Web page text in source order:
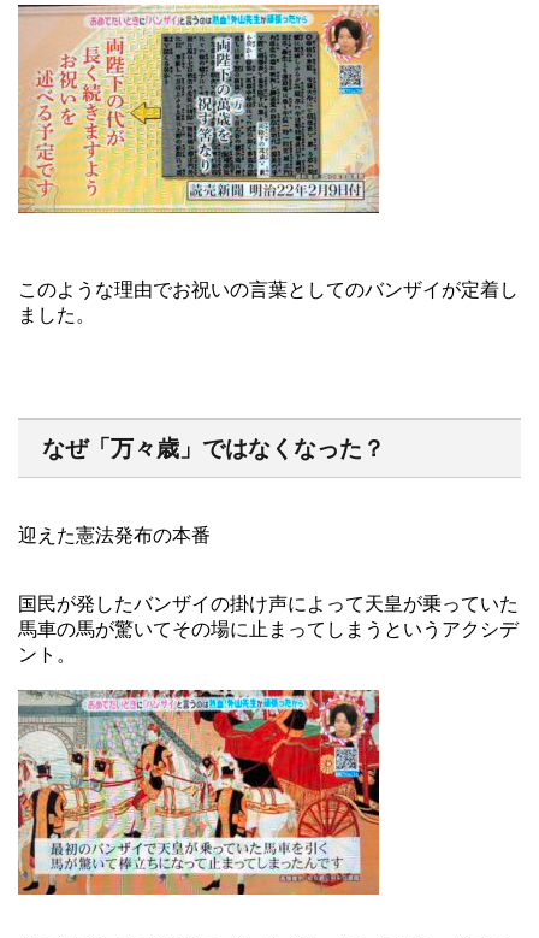
このような理由でお祝いの言葉としてのバンザイが定着し
ました。
なぜ「万々歳」ではなくなった？
迎えた憲法発布の本番
国民が発したバンザイの掛け声によって天皇が乗っていた
馬車の馬が驚いてその場に止まってしまうというアクシデ
ント。